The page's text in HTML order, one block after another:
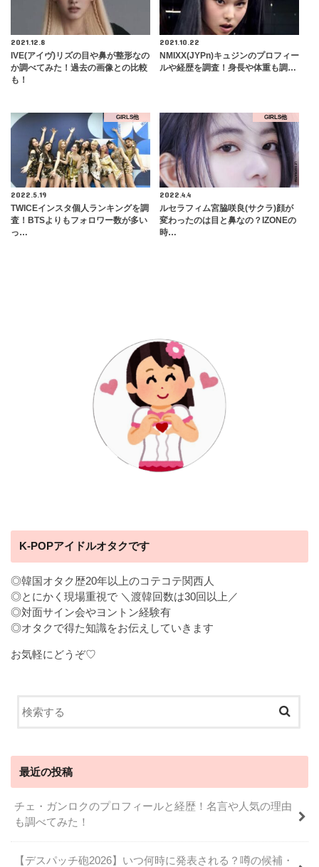
2021.12.8
IVE(アイヴ)リズの目や鼻が整形なの
か調べてみた！過去の画像との比較
も！
2021.10.22
NMIXX(JYPn)キュジンのプロフィー
ルや経歴を調査！身長や体重も調…
GIRLS他
2022.5.19
TWICEインスタ個人ランキングを調
査！BTSよりもフォロワー数が多い
っ…
GIRLS他
2022.4.4
ルセラフィム宮脇咲良(サクラ)顔が
変わったのは目と鼻なの？IZONEの
時…
K-POPアイドルオタクです
◎韓国オタク歴20年以上のコテコテ関西人
◎とにかく現場重視で ＼渡韓回数は30回以上／
◎対面サイン会やヨントン経験有
◎オタクで得た知識をお伝えしていきます
お気軽にどうぞ♡
最近の投稿
チェ・ガンロクのプロフィールと経歴！名言や人気の理由
も調べてみた！
【デスパッチ砲2026】いつ何時に発表される？噂の候補・